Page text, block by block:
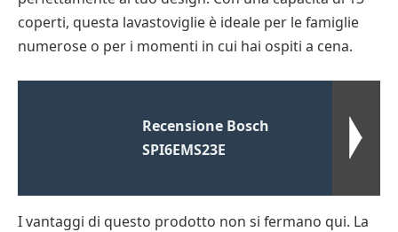
coperti, questa lavastoviglie è ideale per le famiglie
numerose o per i momenti in cui hai ospiti a cena.
Recensione Bosch
SPI6EMS23E
I vantaggi di questo prodotto non si fermano qui. La